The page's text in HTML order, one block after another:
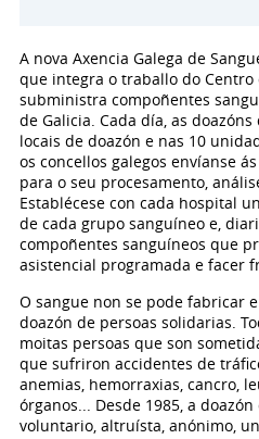
A nova Axencia Galega de
que integra o traballo do Centro
subministra compoñentes
de Galicia. Cada día, as
locais de doazón e nas 10
os concellos galegos envíanse
para o seu procesamento,
Establécese con cada hospital
de cada grupo sanguíneo e,
compoñentes sanguíneos que
asistencial programada e facer
O sangue non se pode fabricar
doazón de persoas solidarias.
moitas persoas que son
que sufriron accidentes de
anemias, hemorraxias, cancro,
órganos... Desde 1985, a
voluntario, altruísta, anónimo,